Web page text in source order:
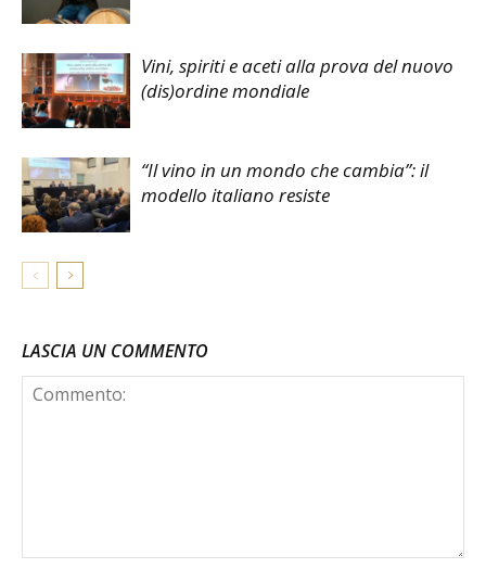
Vini, spiriti e aceti alla prova del nuovo
(dis)ordine mondiale
“Il vino in un mondo che cambia”: il
modello italiano resiste
LASCIA UN COMMENTO